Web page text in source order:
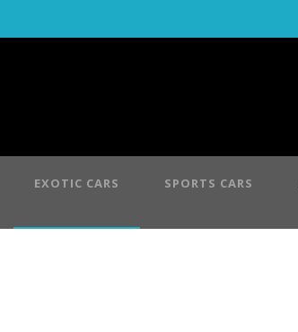
EXOTIC CARS SPORTS CARS